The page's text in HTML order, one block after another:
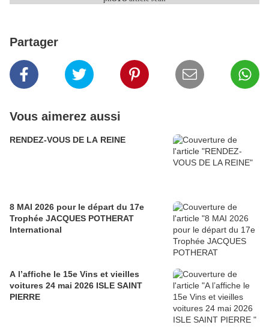
Partager
Vous aimerez aussi
RENDEZ-VOUS DE LA REINE
8 MAI 2026 pour le départ du 17e
Trophée JACQUES POTHERAT
International
A l’affiche le 15e Vins et vieilles
voitures 24 mai 2026 ISLE SAINT
PIERRE